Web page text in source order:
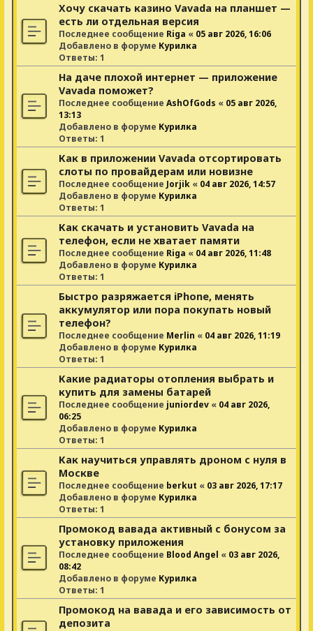
Хочу скачать казино Vavada на планшет —
есть ли отдельная версия
Последнее сообщение Riga « 05 авг 2026, 16:06
Добавлено в форуме Курилка
Ответы: 1
На даче плохой интернет — приложение
Vavada поможет?
Последнее сообщение AshOfGods « 05 авг 2026,
13:13
Добавлено в форуме Курилка
Ответы: 1
Как в приложении Vavada отсортировать
слоты по провайдерам или новизне
Последнее сообщение Jorjik « 04 авг 2026, 14:57
Добавлено в форуме Курилка
Ответы: 1
Как скачать и установить Vavada на
телефон, если не хватает памяти
Последнее сообщение Riga « 04 авг 2026, 11:48
Добавлено в форуме Курилка
Ответы: 1
Быстро разряжается iPhone, менять
аккумулятор или пора покупать новый
телефон?
Последнее сообщение Merlin « 04 авг 2026, 11:19
Добавлено в форуме Курилка
Ответы: 1
Какие радиаторы отопления выбрать и
купить для замены батарей
Последнее сообщение juniordev « 04 авг 2026,
06:25
Добавлено в форуме Курилка
Ответы: 1
Как научиться управлять дроном с нуля в
Москве
Последнее сообщение berkut « 03 авг 2026, 17:17
Добавлено в форуме Курилка
Ответы: 1
Промокод вавада активный с бонусом за
установку приложения
Последнее сообщение Blood Angel « 03 авг 2026,
08:42
Добавлено в форуме Курилка
Ответы: 1
Промокод на вавада и его зависимость от
депозита